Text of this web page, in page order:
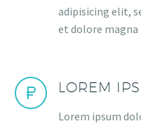
adipisicing elit,
et dolore magna
LOREM
Lorem ipsum